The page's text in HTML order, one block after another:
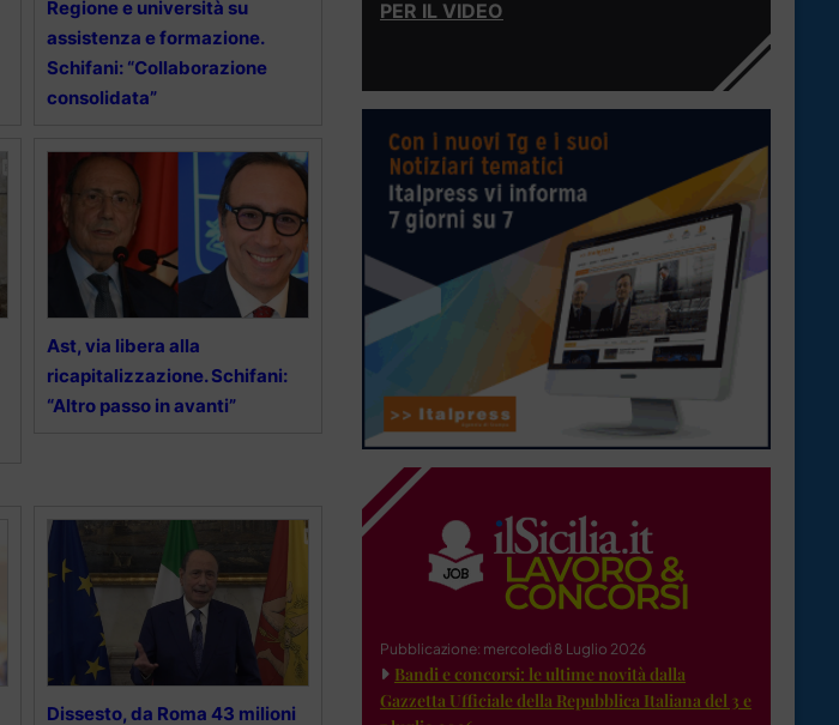
Regione e università su
assistenza e formazione.
Schifani: “Collaborazione
consolidata”
Ast, via libera alla
ricapitalizzazione. Schifani:
“Altro passo in avanti”
Dissesto, da Roma 43 milioni
PER IL VIDEO
Pubblicazione: mercoledì 8 Luglio 2026
Bandi e concorsi: le ultime novità dalla
Gazzetta Ufficiale della Repubblica Italiana del 3 e